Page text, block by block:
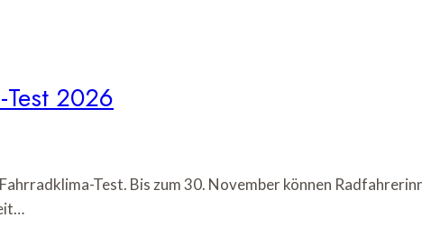
2026
Test. Bis zum 30. November können